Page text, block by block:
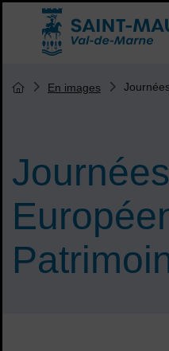
Menu de raccourcis
Accueil ville de Saint-
Journées
Vous êtes ici :
Page d'accueil du site
En images